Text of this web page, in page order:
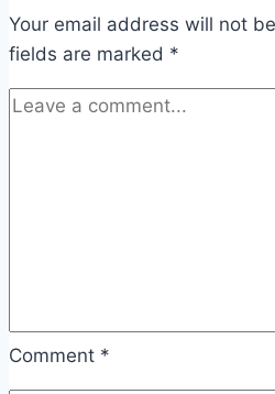
Your email address will not
fields are marked *
Comment *